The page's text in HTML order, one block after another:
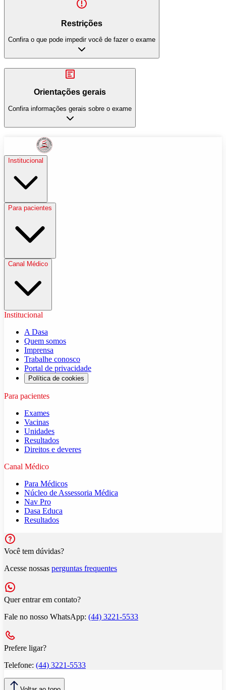
Restrições
Confira o que pode impedir você de fazer o exame
Orientações gerais
Confira informações gerais sobre o exame
Institucional
Para pacientes
Canal Médico
Institucional
A Dasa
Quem somos
Imprensa
Trabalhe conosco
Portal de privacidade
Política de cookies
Para pacientes
Exames
Vacinas
Unidades
Resultados
Direitos e deveres
Canal Médico
Para Médicos
Núcleo de Assessoria Médica
Nav Pro
Dasa Educa
Resultados
Você tem dúvidas?
Acesse nossas perguntas frequentes
Quer entrar em contato?
Fale no nosso WhatsApp: (44) 3221-5533
Prefere ligar?
Telefone: (44) 3221-5533